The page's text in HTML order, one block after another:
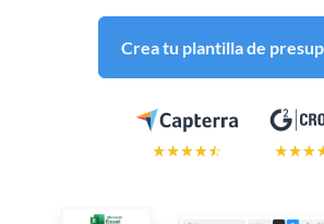
Crea tu plantilla de